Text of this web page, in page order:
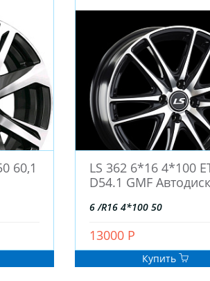
60,1
LS 362 6*16 4*100
D54.1 GMF Автодиск
6 /R16 4*100 50
13000 Р
Купить